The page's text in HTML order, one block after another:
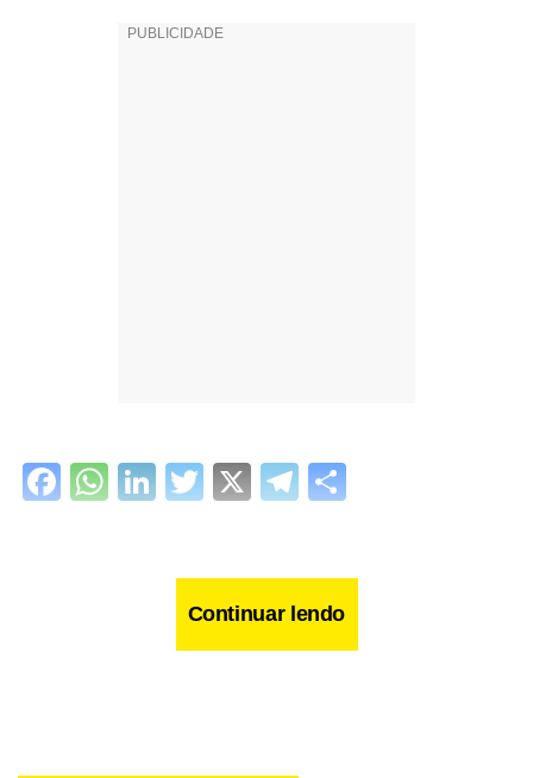
Facebook
WhatsApp
LinkedIn
Twitter
X Telegram
Continuar lendo